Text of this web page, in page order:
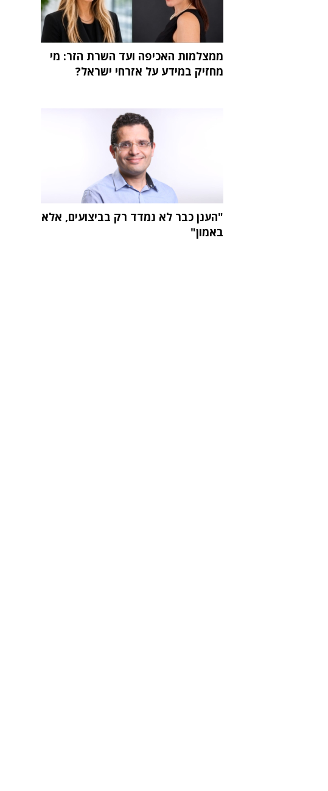
ממצלמות האכיפה ועד השרת הזר: מי
מחזיק במידע על אזרחי ישראל?
"הענן כבר לא נמדד רק בביצועים, אלא
באמון"